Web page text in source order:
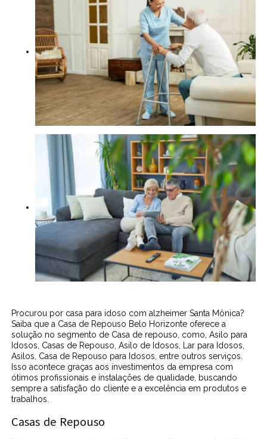
Procurou por casa para idoso com alzheimer Santa Mônica?
Saiba que a Casa de Repouso Belo Horizonte oferece a
solução no segmento de Casa de repouso, como, Asilo para
Idosos, Casas de Repouso, Asilo de Idosos, Lar para Idosos,
Asilos, Casa de Repouso para Idosos, entre outros serviços.
Isso acontece graças aos investimentos da empresa com
ótimos profissionais e instalações de qualidade, buscando
sempre a satisfação do cliente e a excelência em produtos e
trabalhos.
Casas de Repouso